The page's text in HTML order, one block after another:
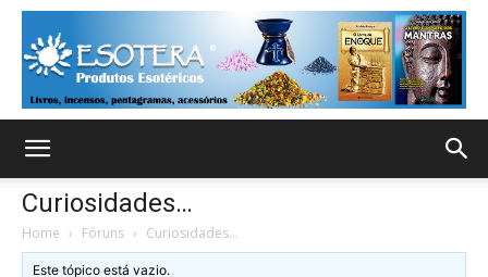
Curiosidades…
Home › Fóruns › Curiosidades…
Este tópico está vazio.